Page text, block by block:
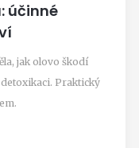
účinné
jak olovo škodí
Praktický